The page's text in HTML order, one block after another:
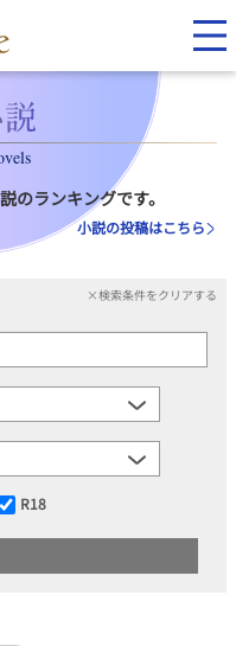
のランキングです。
小説の投稿はこちら
×検索条件をクリアする
R18